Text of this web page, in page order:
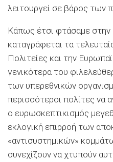
λειτουργεί σε βάρος των
Κάπως έτσι φτάσαμε
καταγράφεται τα
Πολιτείες και την
γενικότερα του
των υπερεθνικών
περισσότεροι πολίτες να
ο ευρωσκεπτικισμός
εκλογική επιρροή των
«αντισυστημικών»
συνεχίζουν να χτυπούν